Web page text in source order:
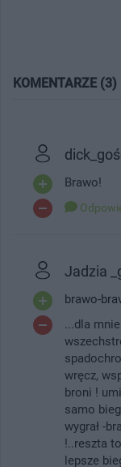
KOMENTARZE (3)
Brawo!
Jadzia
brawo-
...dla
wręcz,
broni !
samo
wygrał -
!..reszta
lepsze